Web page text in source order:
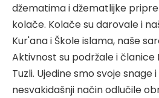
džematima i džematlijke
kolače. Kolače su darovale i
Kur'ana i Škole islama, naše
Aktivnost su podržale i
Tuzli. Ujedine smo svoje snage
nesvakidašnji način odlučile